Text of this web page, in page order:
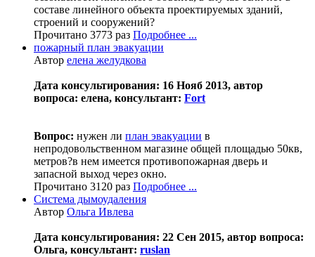
составе линейного объекта проектируемых зданий,
строений и сооружений?
Прочитано 3773 раз Подробнее ...
пожарный план эвакуации
Автор елена желудкова
Дата консультирования: 16 Нояб 2013, автор
вопроса: елена, консультант: Fort
Вопрос: нужен ли план эвакуации в
непродовольственном магазине общей площадью 50кв,
метров?в нем имеется противопожарная дверь и
запасной выход через окно.
Прочитано 3120 раз Подробнее ...
Система дымоудаления
Автор Ольга Ивлева
Дата консультирования: 22 Сен 2015, автор вопроса:
Ольга, консультант: ruslan